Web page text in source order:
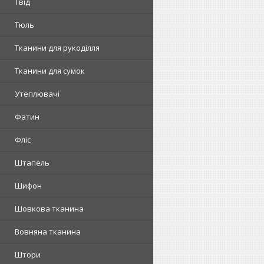
Тюль
Тканини для рукоділля
Тканини для сумок
Утеплювачі
Фатин
Фліс
Штапель
Шифон
Шовкова тканина
Вовняна тканина
Штори